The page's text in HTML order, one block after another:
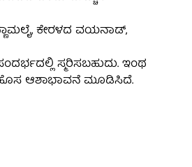
ಕೇರಳದ ವಯನಾಡ್,
ಸ್ಮರಿಸಬಹುದು. ಇಂಥ
ಹೊಸ ಆಶಾಭಾವನೆ ಮೂಡಿಸಿದೆ.